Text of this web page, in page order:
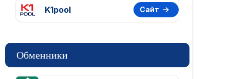
K1pool Сайт
Обменники